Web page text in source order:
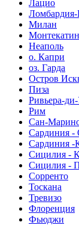
Лацио
Ломбардия-
Милан
Неаполь
о. Капри
оз. Гарда
Остров
Пиза
Ривьера-
Рим
Сан-
Сардиния -
Сардиния -
Сицилия -
Сицилия -
Сорренто
Тоскана
Тревизо
Флоренция
Фьюджи